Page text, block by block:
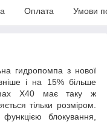
Оплата Умови
гидропомпа з нової
і на 15% більше
X40 має таку ж
тільки розміром.
блокування,